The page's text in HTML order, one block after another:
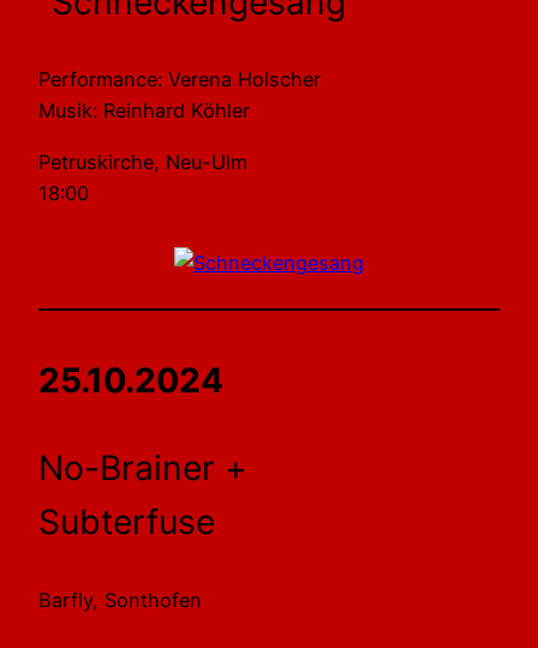
Performance: Verena Holscher
Musik: Reinhard Köhler
Petruskirche, Neu-Ulm
18:00
25.10.2024
No-Brainer +
Subterfuse
Barfly, Sonthofen